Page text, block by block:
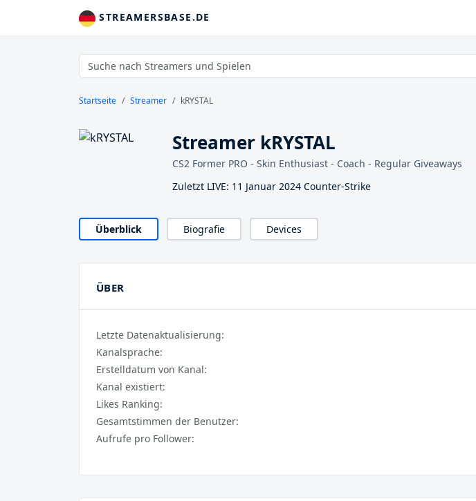
STREAMERSBASE.DE
Startseite Streamer kRYSTAL
Streamer kRYSTAL
CS2 Former PRO - Skin Enthusiast - Coach - Regular Giveaways
Zuletzt LIVE: 11 Januar 2024 Counter-Strike
Überblick Biografie Devices
ÜBER
Letzte Datenaktualisierung:
Kanalsprache:
Erstelldatum von Kanal:
Kanal existiert:
Likes Ranking:
Gesamtstimmen der Benutzer:
Aufrufe pro Follower: